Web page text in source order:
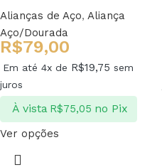
Alianças de Aço, Aliança
Aço/Dourada
R$79,00
Em até 4x de R$19,75 sem
juros
À vista R$75,05 no Pix
Ver opções